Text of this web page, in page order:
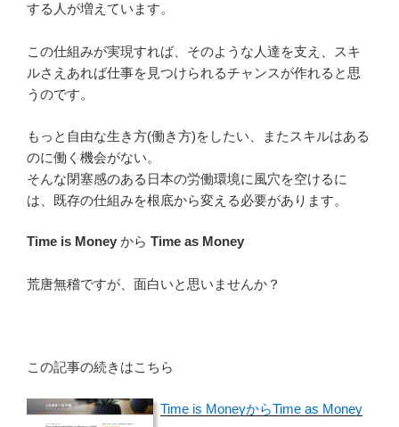
する人が増えています。
この仕組みが実現すれば、そのような人達を支え、スキ
ルさえあれば仕事を見つけられるチャンスが作れると思
うのです。
もっと自由な生き方(働き方)をしたい、またスキルはある
のに働く機会がない。
そんな閉塞感のある日本の労働環境に風穴を空けるに
は、既存の仕組みを根底から変える必要があります。
Time is Money から Time as Money
荒唐無稽ですが、面白いと思いませんか？
この記事の続きはこちら
Time is MoneyからTime as Money